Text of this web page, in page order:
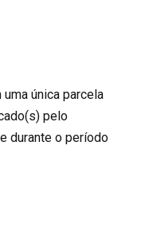
única parcela
pelo
durante o período